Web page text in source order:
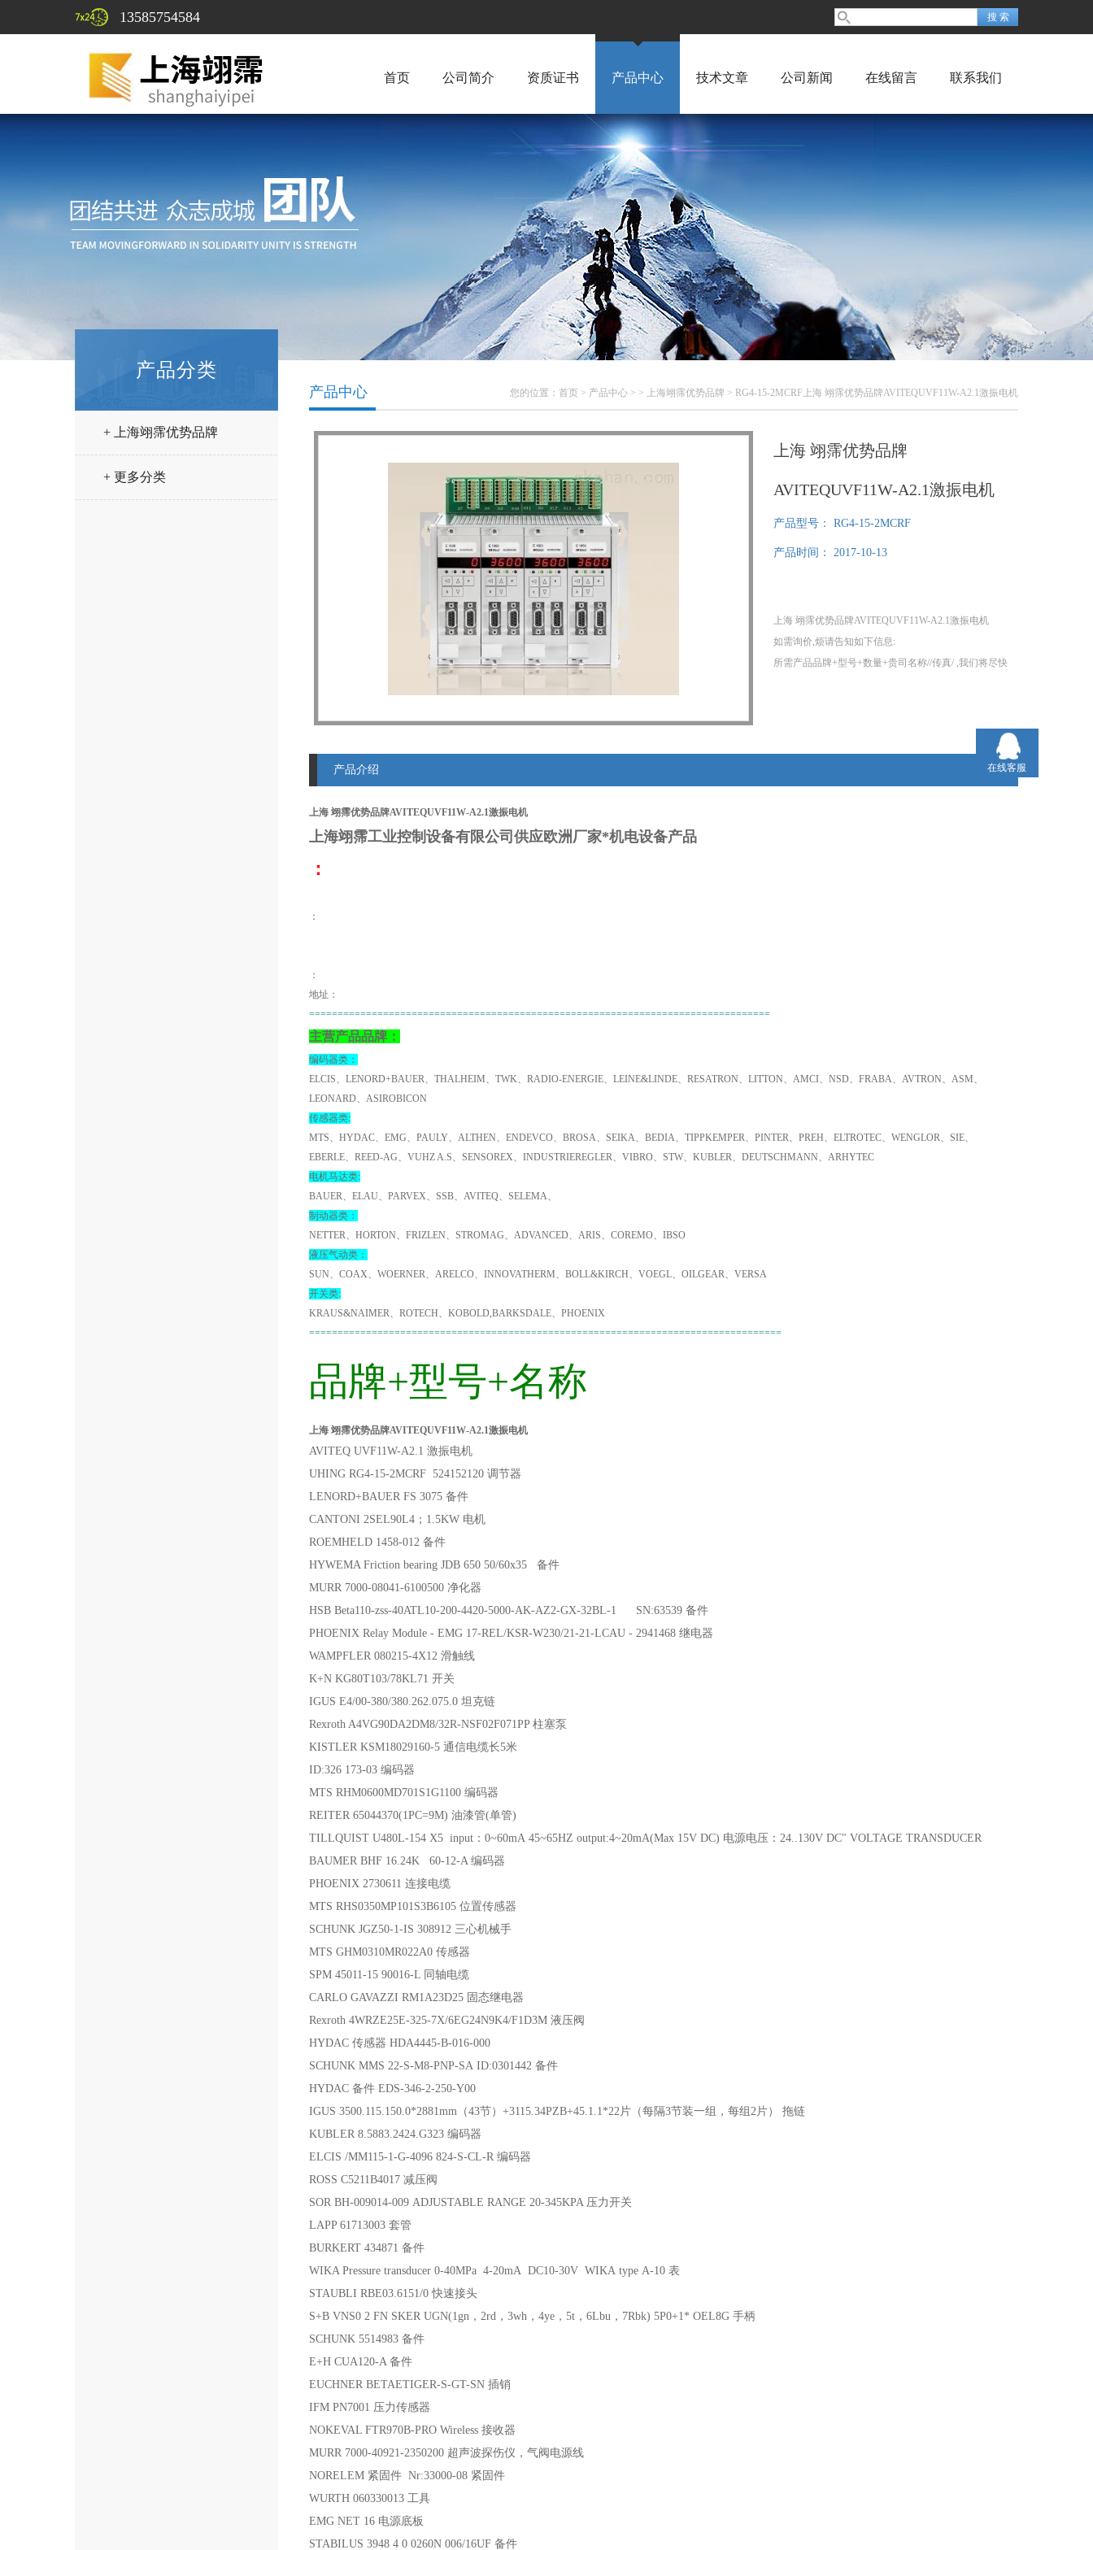
13585754584
首页 公司简介 资质证书 产品中心 技术文章 公司新闻 在线留言 联系我们
产品分类
+ 上海翊霈优势品牌
+ 更多分类
您的位置： 首页 > 产品中心 > > 上海翊霈优势品牌 > RG4-15-2MCRF上海 翊霈优势品牌AVITEQUVF11W-A2.1激振电机
产品中心
上海 翊霈优势品牌
AVITEQUVF11W-A2.1激振电机
产品型号： RG4-15-2MCRF
产品时间： 2017-10-13
上海 翊霈优势品牌AVITEQUVF11W-A2.1激振电机
如需询价,烦请告知如下信息:
所需产品品牌+型号+数量+贵司名称//传真/ ,我们将尽快
3、只要是欧盟国家的产品，我们可以为您询价并采购！
产品介绍
上海 翊霈优势品牌AVITEQUVF11W-A2.1激振电机
上海翊霈工业控制设备有限公司供应欧洲厂家*机电设备产品
：
：
：
地址：
=================================================================================
主营产品品牌：
编码器类：
ELCIS、LENORD+BAUER、THALHEIM、TWK、RADIO-ENERGIE、LEINE&LINDE、RESATRON、LITTON、AMCI、NSD、FRABA、AVTRON、ASM、
LEONARD、ASIROBICON
传感器类:
MTS、HYDAC、EMG、PAULY、ALTHEN、ENDEVCO、BROSA、SEIKA、BEDIA、TIPPKEMPER、PINTER、PREH、ELTROTEC、WENGLOR、SIE、
EBERLE、REED-AG、VUHZ A.S、SENSOREX、INDUSTRIEREGLER、VIBRO、STW、KUBLER、DEUTSCHMANN、ARHYTEC
电机马达类:
BAUER、ELAU、PARVEX、SSB、AVITEQ、SELEMA、
制动器类：
NETTER、HORTON、FRIZLEN、STROMAG、ADVANCED、ARIS、COREMO、IBSO
液压气动类：
SUN、COAX、WOERNER、ARELCO、INNOVATHERM、BOLL&KIRCH、VOEGL、OILGEAR、VERSA
开关类:
KRAUS&NAIMER、ROTECH、KOBOLD,BARKSDALE、PHOENIX
===================================================================================
品牌+型号+名称
上海 翊霈优势品牌AVITEQUVF11W-A2.1激振电机
AVITEQ UVF11W-A2.1 激振电机
UHING RG4-15-2MCRF 524152120 调节器
LENORD+BAUER FS 3075 备件
CANTONI 2SEL90L4；1.5KW 电机
ROEMHELD 1458-012 备件
HYWEMA Friction bearing JDB 650 50/60x35 备件
MURR 7000-08041-6100500 净化器
HSB Beta110-zss-40ATL10-200-4420-5000-AK-AZ2-GX-32BL-1 SN:63539 备件
PHOENIX Relay Module - EMG 17-REL/KSR-W230/21-21-LCAU - 2941468 继电器
WAMPFLER 080215-4X12 滑触线
K+N KG80T103/78KL71 开关
IGUS E4/00-380/380.262.075.0 坦克链
Rexroth A4VG90DA2DM8/32R-NSF02F071PP 柱塞泵
KISTLER KSM18029160-5 通信电缆长5米
ID:326 173-03 编码器
MTS RHM0600MD701S1G1100 编码器
REITER 65044370(1PC=9M) 油漆管(单管)
TILLQUIST U480L-154 X5 input：0~60mA 45~65HZ output:4~20mA(Max 15V DC) 电源电压：24..130V DC" VOLTAGE TRANSDUCER
BAUMER BHF 16.24K 60-12-A 编码器
PHOENIX 2730611 连接电缆
MTS RHS0350MP101S3B6105 位置传感器
SCHUNK JGZ50-1-IS 308912 三心机械手
MTS GHM0310MR022A0 传感器
SPM 45011-15 90016-L 同轴电缆
CARLO GAVAZZI RM1A23D25 固态继电器
Rexroth 4WRZE25E-325-7X/6EG24N9K4/F1D3M 液压阀
HYDAC 传感器 HDA4445-B-016-000
SCHUNK MMS 22-S-M8-PNP-SA ID:0301442 备件
HYDAC 备件 EDS-346-2-250-Y00
IGUS 3500.115.150.0*2881mm（43节）+3115.34PZB+45.1.1*22片（每隔3节装一组，每组2片） 拖链
KUBLER 8.5883.2424.G323 编码器
ELCIS /MM115-1-G-4096 824-S-CL-R 编码器
ROSS C5211B4017 减压阀
SOR BH-009014-009 ADJUSTABLE RANGE 20-345KPA 压力开关
LAPP 61713003 套管
BURKERT 434871 备件
WIKA Pressure transducer 0-40MPa 4-20mA DC10-30V WIKA type A-10 表
STAUBLI RBE03.6151/0 快速接头
S+B VNS0 2 FN SKER UGN(1gn，2rd，3wh，4ye，5t，6Lbu，7Rbk) 5P0+1* OEL8G 手柄
SCHUNK 5514983 备件
E+H CUA120-A 备件
EUCHNER BETAETIGER-S-GT-SN 插销
IFM PN7001 压力传感器
NOKEVAL FTR970B-PRO Wireless 接收器
MURR 7000-40921-2350200 超声波探伤仪，气阀电源线
NORELEM 紧固件 Nr:33000-08 紧固件
WURTH 060330013 工具
EMG NET 16 电源底板
STABILUS 3948 4 0 0260N 006/16UF 备件
在线客服